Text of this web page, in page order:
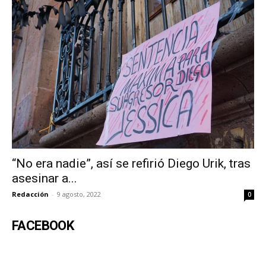
“No era nadie”, así se refirió Diego Urik, tras
asesinar a...
Redacción - 9 agosto, 2022 0
FACEBOOK